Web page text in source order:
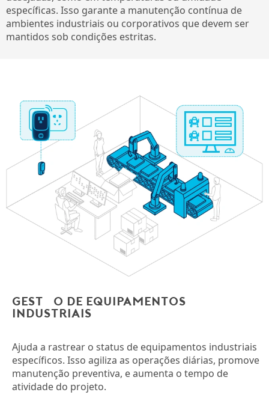
específicas. Isso garante a manutenção contínua de
ambientes industriais ou corporativos que devem ser
mantidos sob condições estritas.
Gestão de equipamentos
industriais
Ajuda a rastrear o status de equipamentos industriais
específicos. Isso agiliza as operações diárias, promove
manutenção preventiva, e aumenta o tempo de
atividade do projeto.